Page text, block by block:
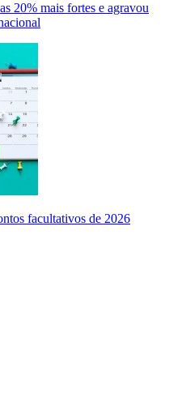
20% mais fortes e agravou
facultativos de 2026